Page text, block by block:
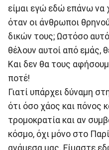
είμαι εγώ εδώ επάνω να
όταν οι άνθρωποι
δικών τους; Ωστόσο
θέλουν αυτοί από εμάς,
Και δεν θα τους
ποτέ!
Γιατί υπάρχει δύναμη
ότι όσο χάος και πόνος
τρομοκρατία και αν
κόσμο, όχι μόνο στο
ανάμεσα μας. Είμαστε